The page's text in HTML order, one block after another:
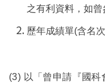
之有利資料，如曾
歷年成績單(含名
(3) 以「曾申請『國